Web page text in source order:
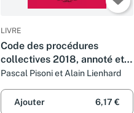
LIVRE
Code des procédures
collectives 2018, annoté et
commenté - 16e éd.
Pascal Pisoni et Alain Lienhard
Ajouter 6,17 €